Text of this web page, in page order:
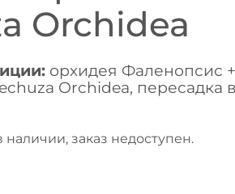
Orchidea
орхидея Фаленопсис
Orchidea, пересадка
наличии, заказ недоступен.